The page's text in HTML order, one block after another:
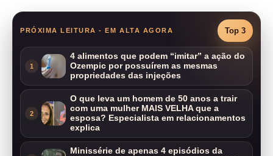
PRÓXIMA LEITURA - EM ALTA AGORA Top 3
1
4 alimentos que podem “imitar” a ação do
Ozempic por possuírem as mesmas
propriedades das injeções
2
O que leva um homem de 50 anos a trair
com uma mulher MAIS VELHA que a
esposa? Especialista em relacionamentos
explica
Minissérie de apenas 4 episódios da